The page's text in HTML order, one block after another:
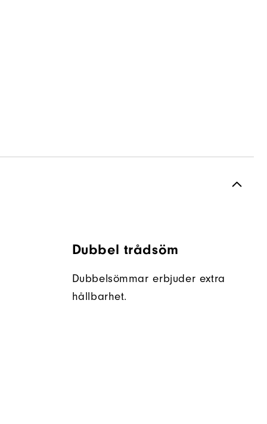
Dubbel trådsöm
Dubbelsömmar erbjuder extra
hållbarhet.